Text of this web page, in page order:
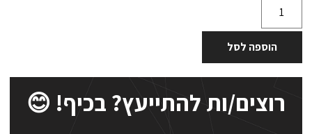
הוספה לסל
רוצים/ות להתייעץ? בכיף! 😊